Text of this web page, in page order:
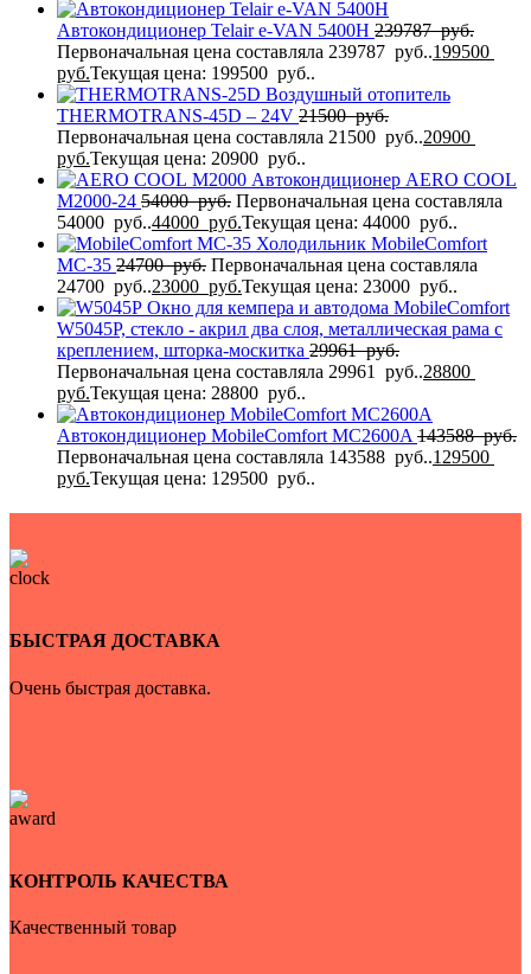
Автокондиционер Telair e-VAN 5400H 239787руб.
Первоначальная цена составляла 239787 руб..199500
руб.Текущая цена: 199500 руб..
Воздушный отопитель
THERMOTRANS-45D – 24V 21500руб.
Первоначальная цена составляла 21500 руб..20900
руб.Текущая цена: 20900 руб..
Автокондиционер AERO COOL
M2000-24 54000руб. Первоначальная цена составляла
54000 руб..44000 руб.Текущая цена: 44000 руб..
Холодильник MobileComfort
MC-35 24700руб. Первоначальная цена составляла
24700 руб..23000 руб.Текущая цена: 23000 руб..
Окно для кемпера и автодома MobileComfort
W5045P, стекло - акрил два слоя, металлическая рама с
креплением, шторка-москитка 29961руб.
Первоначальная цена составляла 29961 руб..28800
руб.Текущая цена: 28800 руб..
Автокондиционер MobileComfort MC2600A 143588руб.
Первоначальная цена составляла 143588 руб..129500
руб.Текущая цена: 129500 руб..
БЫСТРАЯ ДОСТАВКА
Очень быстрая доставка.
КОНТРОЛЬ КАЧЕСТВА
Качественный товар